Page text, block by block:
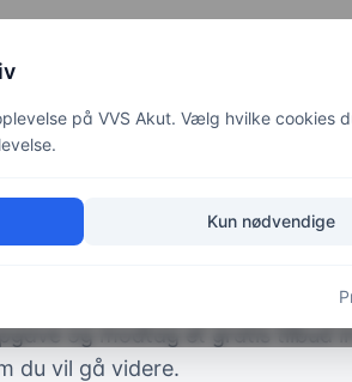
på
og modtag et gratis tilbud
du vil gå videre.
på VVS Akut. Vælg hvilke cookies
Kun nødvendige